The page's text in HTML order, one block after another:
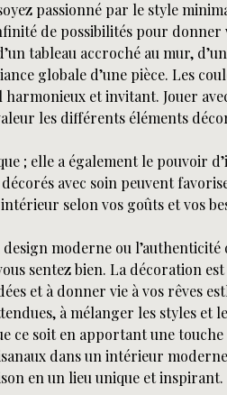
passionné par le style
de possibilités pour donner
tableau accroché au mur,
globale d’une pièce. Les
et invitant. Jouer
les différents éléments
; elle a également le pouvoir
avec soin peuvent
selon vos goûts et vos
moderne ou l’authenticité
sentez bien. La décoration
et à donner vie à vos rêves
à mélanger les styles et
ce soit en apportant une touche
dans un intérieur
en un lieu unique et inspirant.